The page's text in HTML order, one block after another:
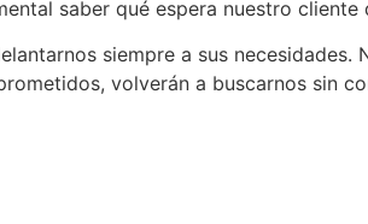
saber qué espera nuestro
siempre a sus
volverán a buscarnos sin